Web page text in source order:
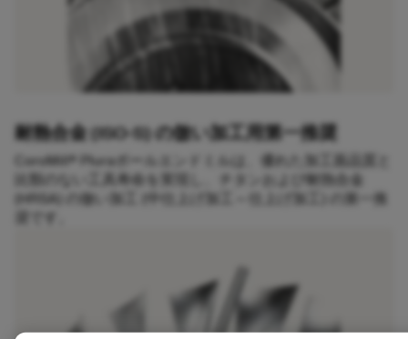
耐熱合金 (ISO-S) の倣い加工用第一推奨
CoroMill® Pluraボールエンドミルは、優れた加工面品質と
比類のない工具寿命を実現し、チタンおよび耐熱合金
(HRSA) の倣い加工 (中仕上げ加工～仕上げ加工) の第一推